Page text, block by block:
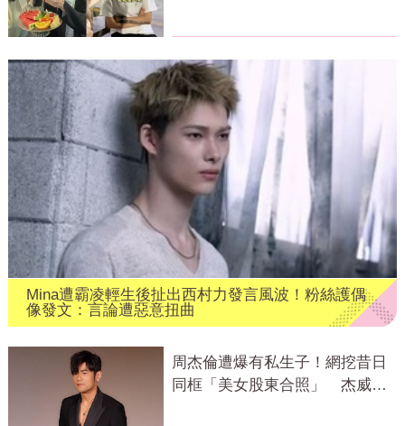
Mina遭霸凌輕生後扯出西村力發言風波！粉絲護偶
像發文：言論遭惡意扭曲
周杰倫遭爆有私生子！網挖昔日
同框「美女股東合照」 杰威爾